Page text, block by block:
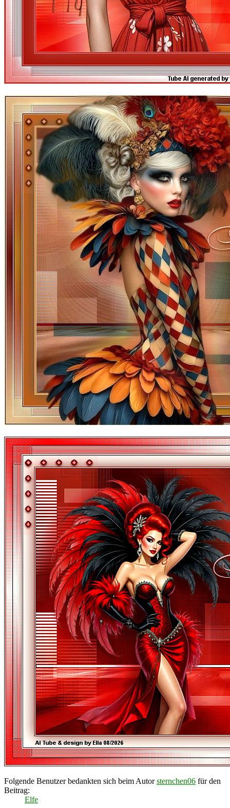
Folgende Benutzer bedankten sich beim Autorsternchen06 für den
Beitrag:
Elfe